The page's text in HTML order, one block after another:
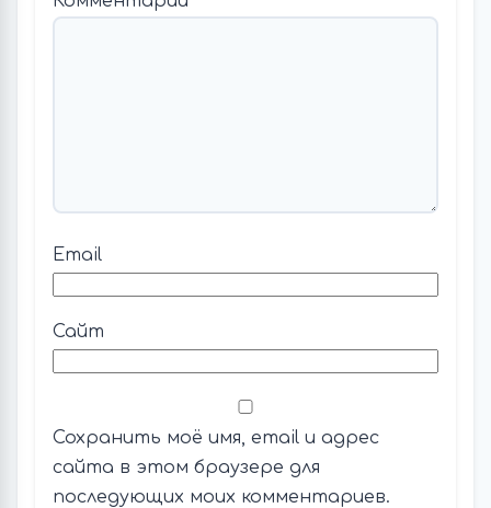
Email
Сайт
Сохранить моё имя, email и адрес
сайта в этом браузере для
последующих моих комментариев.